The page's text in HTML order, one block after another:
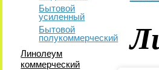
Бытовой
усиленный
Бытовой
полукоммерческий
Линолеум
коммерческий